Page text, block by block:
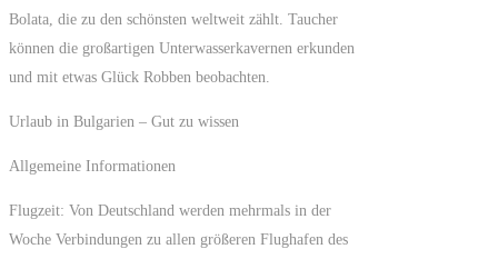
Bolata, die zu den schönsten weltweit zählt. Taucher
können die großartigen Unterwasserkavernen erkunden
und mit etwas Glück Robben beobachten.
Urlaub in Bulgarien – Gut zu wissen
Allgemeine Informationen
Flugzeit: Von Deutschland werden mehrmals in der
Woche Verbindungen zu allen größeren Flughafen des